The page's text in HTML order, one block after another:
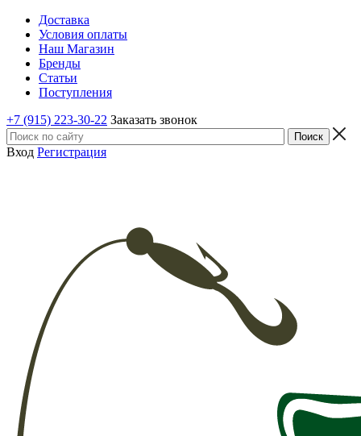
Доставка
Условия оплаты
Наш Магазин
Бренды
Статьи
Поступления
+7 (915) 223-30-22 Заказать звонок
Вход Регистрация